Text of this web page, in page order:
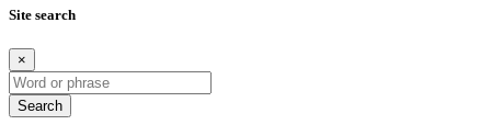
Site search
×
Search